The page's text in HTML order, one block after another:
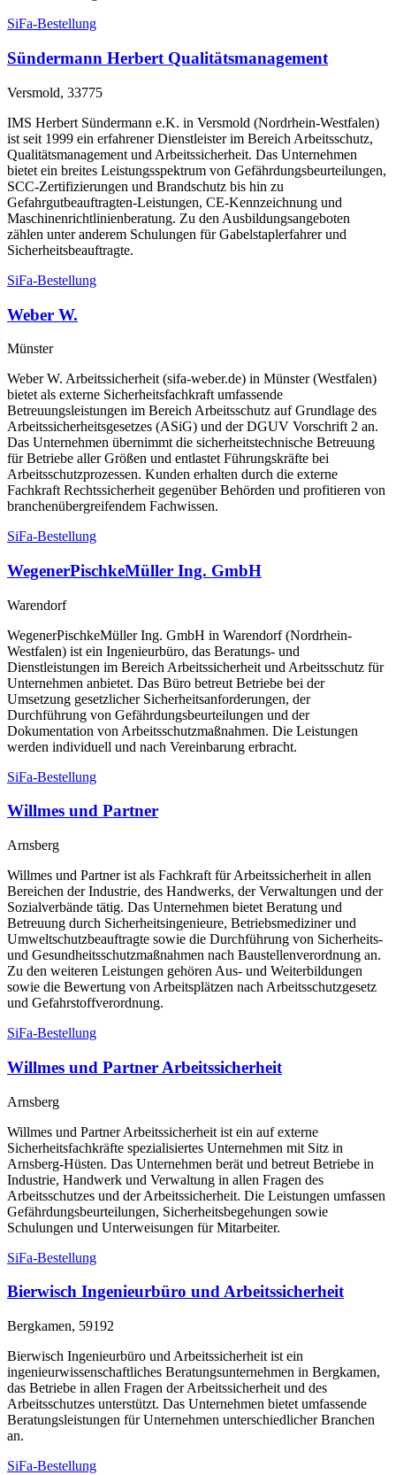
SiFa-Bestellung
Sündermann Herbert Qualitätsmanagement
Versmold, 33775
IMS Herbert Sündermann e.K. in Versmold (Nordrhein-Westfalen)
ist seit 1999 ein erfahrener Dienstleister im Bereich Arbeitsschutz,
Qualitätsmanagement und Arbeitssicherheit. Das Unternehmen
bietet ein breites Leistungsspektrum von Gefährdungsbeurteilungen,
SCC-Zertifizierungen und Brandschutz bis hin zu
Gefahrgutbeauftragten-Leistungen, CE-Kennzeichnung und
Maschinenrichtlinienberatung. Zu den Ausbildungsangeboten
zählen unter anderem Schulungen für Gabelstaplerfahrer und
Sicherheitsbeauftragte.
SiFa-Bestellung
Weber W.
Münster
Weber W. Arbeitssicherheit (sifa-weber.de) in Münster (Westfalen)
bietet als externe Sicherheitsfachkraft umfassende
Betreuungsleistungen im Bereich Arbeitsschutz auf Grundlage des
Arbeitssicherheitsgesetzes (ASiG) und der DGUV Vorschrift 2 an.
Das Unternehmen übernimmt die sicherheitstechnische Betreuung
für Betriebe aller Größen und entlastet Führungskräfte bei
Arbeitsschutzprozessen. Kunden erhalten durch die externe
Fachkraft Rechtssicherheit gegenüber Behörden und profitieren von
branchenübergreifendem Fachwissen.
SiFa-Bestellung
WegenerPischkeMüller Ing. GmbH
Warendorf
WegenerPischkeMüller Ing. GmbH in Warendorf (Nordrhein-
Westfalen) ist ein Ingenieurbüro, das Beratungs- und
Dienstleistungen im Bereich Arbeitssicherheit und Arbeitsschutz für
Unternehmen anbietet. Das Büro betreut Betriebe bei der
Umsetzung gesetzlicher Sicherheitsanforderungen, der
Durchführung von Gefährdungsbeurteilungen und der
Dokumentation von Arbeitsschutzmaßnahmen. Die Leistungen
werden individuell und nach Vereinbarung erbracht.
SiFa-Bestellung
Willmes und Partner
Arnsberg
Willmes und Partner ist als Fachkraft für Arbeitssicherheit in allen
Bereichen der Industrie, des Handwerks, der Verwaltungen und der
Sozialverbände tätig. Das Unternehmen bietet Beratung und
Betreuung durch Sicherheitsingenieure, Betriebsmediziner und
Umweltschutzbeauftragte sowie die Durchführung von Sicherheits-
und Gesundheitsschutzmaßnahmen nach Baustellenverordnung an.
Zu den weiteren Leistungen gehören Aus- und Weiterbildungen
sowie die Bewertung von Arbeitsplätzen nach Arbeitsschutzgesetz
und Gefahrstoffverordnung.
SiFa-Bestellung
Willmes und Partner Arbeitssicherheit
Arnsberg
Willmes und Partner Arbeitssicherheit ist ein auf externe
Sicherheitsfachkräfte spezialisiertes Unternehmen mit Sitz in
Arnsberg-Hüsten. Das Unternehmen berät und betreut Betriebe in
Industrie, Handwerk und Verwaltung in allen Fragen des
Arbeitsschutzes und der Arbeitssicherheit. Die Leistungen umfassen
Gefährdungsbeurteilungen, Sicherheitsbegehungen sowie
Schulungen und Unterweisungen für Mitarbeiter.
SiFa-Bestellung
Bierwisch Ingenieurbüro und Arbeitssicherheit
Bergkamen, 59192
Bierwisch Ingenieurbüro und Arbeitssicherheit ist ein
ingenieurwissenschaftliches Beratungsunternehmen in Bergkamen,
das Betriebe in allen Fragen der Arbeitssicherheit und des
Arbeitsschutzes unterstützt. Das Unternehmen bietet umfassende
Beratungsleistungen für Unternehmen unterschiedlicher Branchen
an.
SiFa-Bestellung